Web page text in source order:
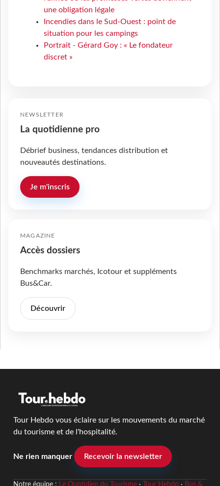
une obligation légale
Incendies dans le Sud-Ouest : point de
situation pour les campings
Portrait - Gérard Goy : « Le fondateur
discret »
NEWSLETTER
La quotidienne pro
Débrief business, tendances distribution et
nouveautés destinations.
Je m'inscris
MAGAZINE
Accès dossiers
Benchmarks marchés, Icotour et suppléments
Bus&Car.
Découvrir
Tour Hebdo vous éclaire sur les mouvements du marché
du tourisme et de l'hospitalité.
Ne rien manquer Recevoir la newsletter
Notre équipe : Le Quotidien du Tourisme· Tour Hebdo· Bus &